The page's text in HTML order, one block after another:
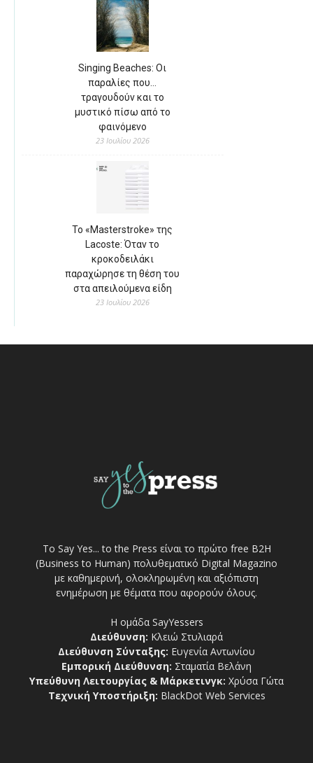
Singing Beaches: Οι
παραλίες που…
τραγουδούν και το
μυστικό πίσω από το
φαινόμενο
23 Ιουλίου 2026
Το «Masterstroke» της
Lacoste: Όταν το
κροκοδειλάκι
παραχώρησε τη θέση του
στα απειλούμενα είδη
23 Ιουλίου 2026
Το Say Yes... to the Press είναι το πρώτο free Β2Η
(Business to Human) πολυθεματικό Digital Magazino
με καθημερινή, ολοκληρωμένη και αξιόπιστη
ενημέρωση με θέματα που αφορούν όλους.
Η ομάδα SayYessers
Διεύθυνση: Κλειώ Στυλιαρά
Διεύθυνση Σύνταξης: Ευγενία Αντωνίου
Εμπορική Διεύθυνση: Σταματία Βελάνη
Υπεύθυνη Λειτουργίας & Μάρκετινγκ: Χρύσα Γώτα
Τεχνική Υποστήριξη: BlackDot Web Services